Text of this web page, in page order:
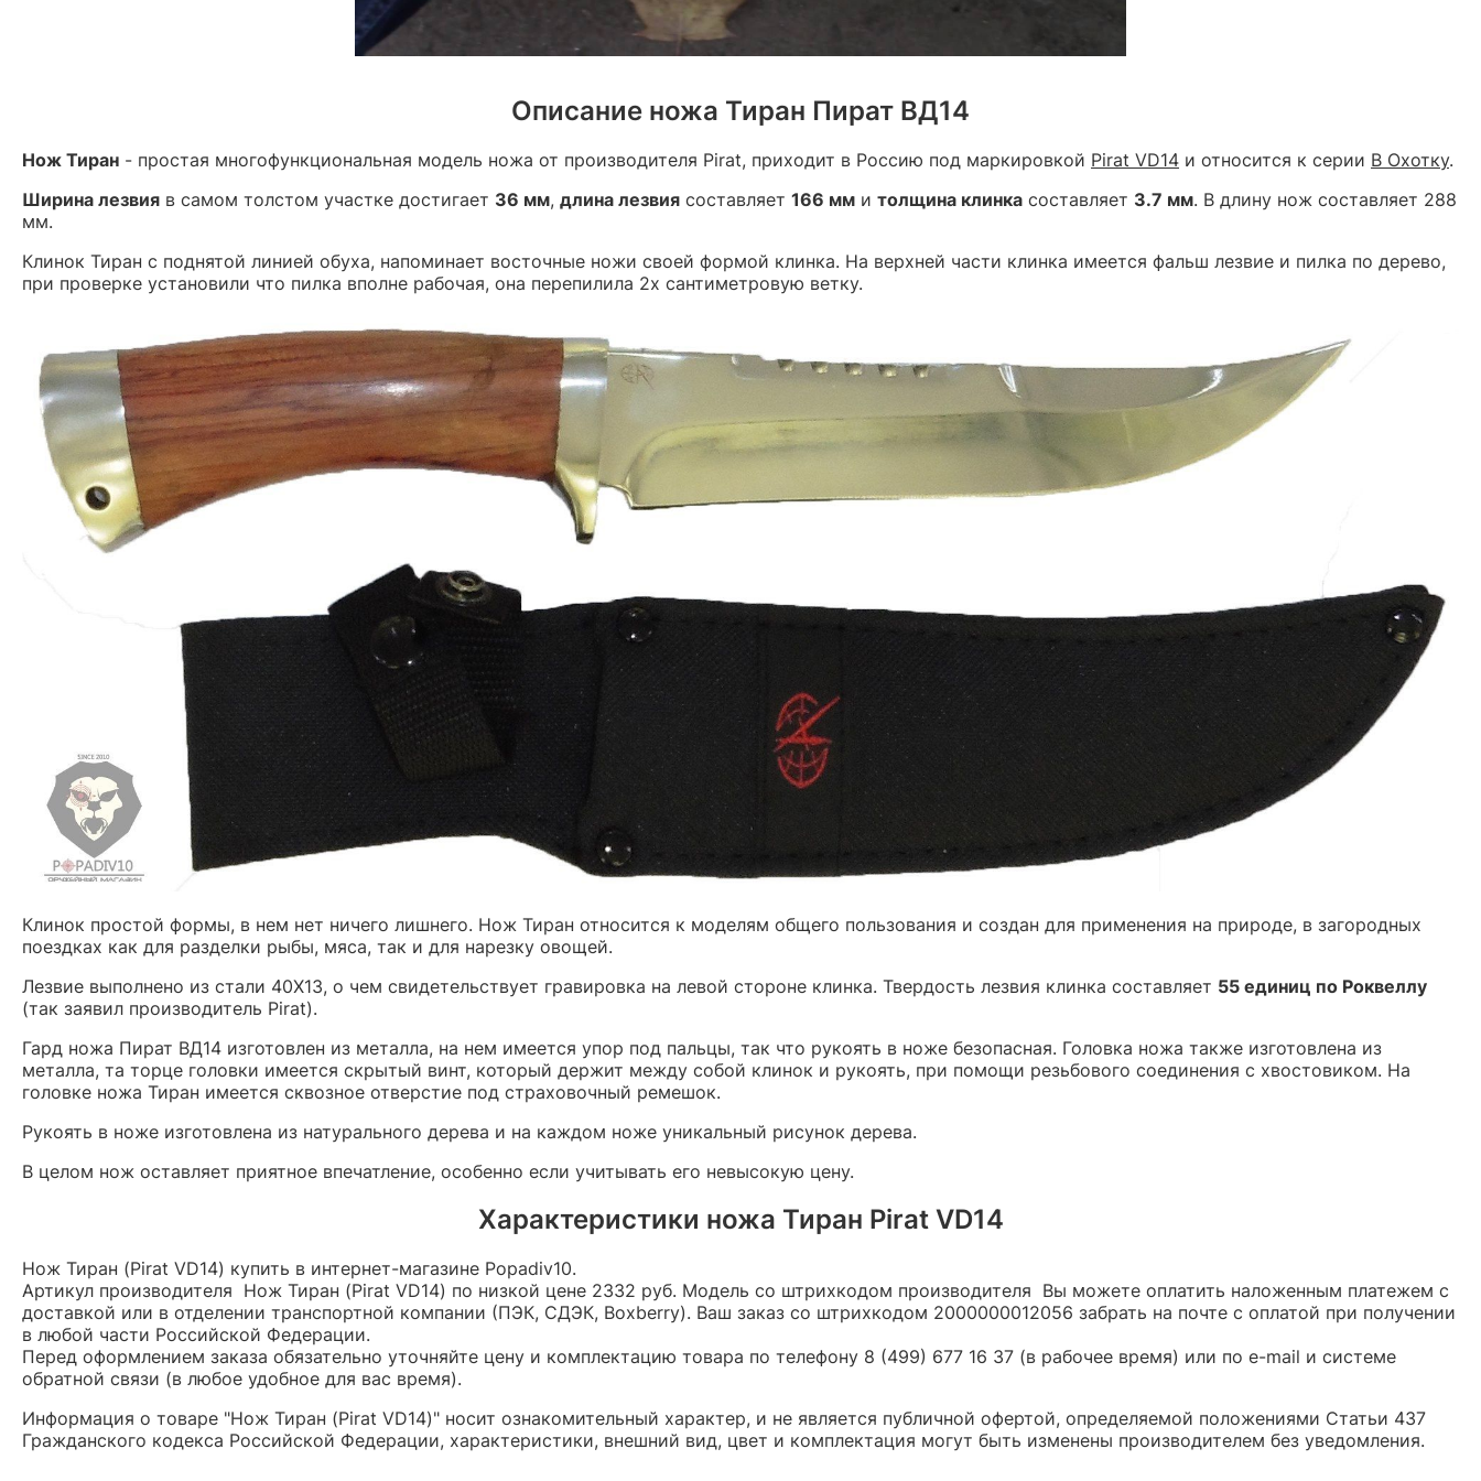
Описание ножа Тиран Пират ВД14
Нож Тиран - простая многофункциональная модель ножа от производителя Pirat, приходит в Россию под маркировкой Pirat VD14 и относится к серии В Охотку.
Ширина лезвия в самом толстом участке достигает 36 мм, длина лезвия составляет 166 мм и толщина клинка составляет 3.7 мм. В длину нож составляет 288
мм.
Клинок Тиран с поднятой линией обуха, напоминает восточные ножи своей формой клинка. На верхней части клинка имеется фальш лезвие и пилка по дерево,
при проверке установили что пилка вполне рабочая, она перепилила 2х сантиметровую ветку.
Клинок простой формы, в нем нет ничего лишнего. Нож Тиран относится к моделям общего пользования и создан для применения на природе, в загородных
поездках как для разделки рыбы, мяса, так и для нарезку овощей.
Лезвие выполнено из стали 40Х13, о чем свидетельствует гравировка на левой стороне клинка. Твердость лезвия клинка составляет 55 единиц по Роквеллу
(так заявил производитель Pirat).
Гард ножа Пират ВД14 изготовлен из металла, на нем имеется упор под пальцы, так что рукоять в ноже безопасная. Головка ножа также изготовлена из
металла, та торце головки имеется скрытый винт, который держит между собой клинок и рукоять, при помощи резьбового соединения с хвостовиком. На
головке ножа Тиран имеется сквозное отверстие под страховочный ремешок.
Рукоять в ноже изготовлена из натурального дерева и на каждом ноже уникальный рисунок дерева.
В целом нож оставляет приятное впечатление, особенно если учитывать его невысокую цену.
Характеристики ножа Тиран Pirat VD14
Нож Тиран (Pirat VD14) купить в интернет-магазине Popadiv10.
Артикул производителя Нож Тиран (Pirat VD14) по низкой цене 2332 руб. Модель со штрихкодом производителя Вы можете оплатить наложенным платежем с
доставкой или в отделении транспортной компании (ПЭК, СДЭК, Boxberry). Ваш заказ со штрихкодом 2000000012056 забрать на почте с оплатой при получении
в любой части Российской Федерации.
Перед оформлением заказа обязательно уточняйте цену и комплектацию товара по телефону 8 (499) 677 16 37 (в рабочее время) или по e-mail и системе
обратной связи (в любое удобное для вас время).
Информация о товаре "Нож Тиран (Pirat VD14)" носит ознакомительный характер, и не является публичной офертой, определяемой положениями Статьи 437
Гражданского кодекса Российской Федерации, характеристики, внешний вид, цвет и комплектация могут быть изменены производителем без уведомления.